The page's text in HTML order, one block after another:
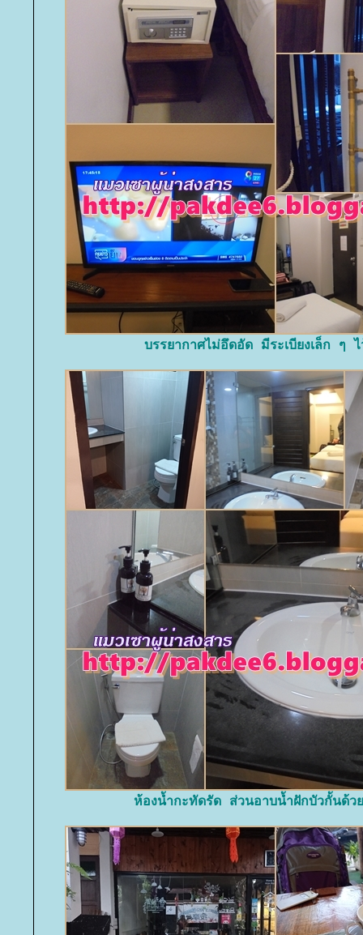
บรรยากาศไม่อึดอัด มีระเบียงเล็ก ๆ ไ
ห้องน้ำกะทัดรัด ส่วนอาบน้ำฝักบัวกั้นด้ว